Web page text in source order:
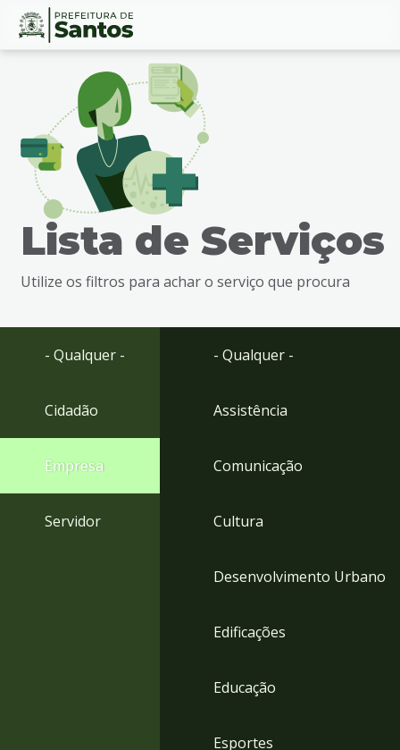
Ir
busca
Ir
Conteúdo
Lista de Serviços
Utilize os filtros para achar o serviço que procura
- Qualquer -
Cidadão
Empresa
Servidor
- Qualquer -
Assistência
Comunicação
Cultura
Desenvolvimento Urbano
Edificações
Educação
Esportes